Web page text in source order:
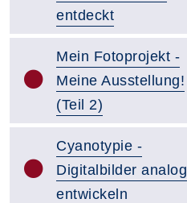
entdeckt
Mein Fotoprojekt -
Meine Ausstellung!
(Teil 2)
Cyanotypie -
Digitalbilder analog
entwickeln